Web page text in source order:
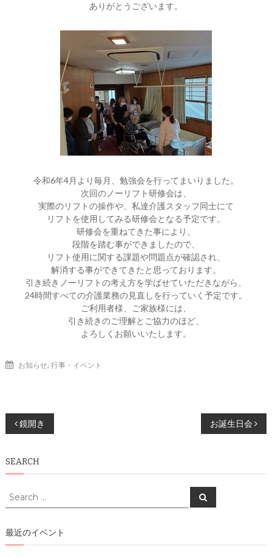
ありがとうございます。
令和6年4月より毎月、勉強会を行ってまいりました。
次回のノーリフト研修会は、
実際のリフトの操作や、私達介護スタッフ同士にて
リフトを使用してみる研修会となる予定です。
研修会を重ねてきた事により、
段階を踏む事ができましたので、
リフト使用に関する課題や問題点が確認され、
解消する事ができてきたと思っております。
引き続きノーリフトの考え方を学ばせていただきながら、
24時間すべての介護業務の見直しを行っていく予定です。
ご利用者様、ご家族様には、
引き続きのご理解とご協力のほど、
よろしくお願いいたします。
お知らせ, 行事・イベント
投
ナ
ビ
ゲ
ー
鏡開き お誕生日会
SEARCH
Search
for:
Search
最近のイベント